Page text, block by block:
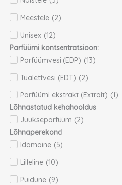
Meestele (2)
Unisex (12)
Parfüümi kontsentratsioon:
Parfüümvesi (EDP) (13)
Tualettvesi (EDT) (2)
Parfüümi ekstrakt (Extrait) (1)
Lõhnastatud kehahooldus
Juukseparfüüm (2)
Lõhnaperekond
Idamaine (5)
Lilleline (10)
Puidune (9)